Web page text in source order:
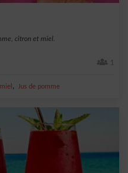
citron et miel.
1
miel , Jus de pomme